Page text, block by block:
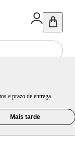
e prazo de entrega.
Mais tarde